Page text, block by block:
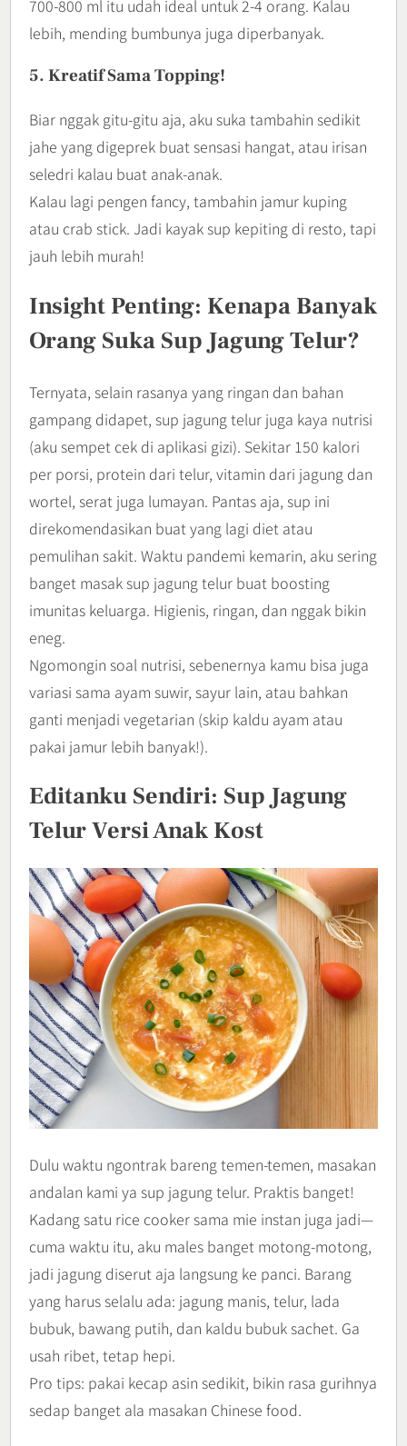
700-800 ml itu udah ideal untuk 2-4 orang. Kalau
lebih, mending bumbunya juga diperbanyak.
5. Kreatif Sama Topping!
Biar nggak gitu-gitu aja, aku suka tambahin sedikit
jahe yang digeprek buat sensasi hangat, atau irisan
seledri kalau buat anak-anak.
Kalau lagi pengen fancy, tambahin jamur kuping
atau crab stick. Jadi kayak sup kepiting di resto, tapi
jauh lebih murah!
Insight Penting: Kenapa Banyak
Orang Suka Sup Jagung Telur?
Ternyata, selain rasanya yang ringan dan bahan
gampang didapet, sup jagung telur juga kaya nutrisi
(aku sempet cek di aplikasi gizi). Sekitar 150 kalori
per porsi, protein dari telur, vitamin dari jagung dan
wortel, serat juga lumayan. Pantas aja, sup ini
direkomendasikan buat yang lagi diet atau
pemulihan sakit. Waktu pandemi kemarin, aku sering
banget masak sup jagung telur buat boosting
imunitas keluarga. Higienis, ringan, dan nggak bikin
eneg.
Ngomongin soal nutrisi, sebenernya kamu bisa juga
variasi sama ayam suwir, sayur lain, atau bahkan
ganti menjadi vegetarian (skip kaldu ayam atau
pakai jamur lebih banyak!).
Editanku Sendiri: Sup Jagung
Telur Versi Anak Kost
Dulu waktu ngontrak bareng temen-temen, masakan
andalan kami ya sup jagung telur. Praktis banget!
Kadang satu rice cooker sama mie instan juga jadi—
cuma waktu itu, aku males banget motong-motong,
jadi jagung diserut aja langsung ke panci. Barang
yang harus selalu ada: jagung manis, telur, lada
bubuk, bawang putih, dan kaldu bubuk sachet. Ga
usah ribet, tetap hepi.
Pro tips: pakai kecap asin sedikit, bikin rasa gurihnya
sedap banget ala masakan Chinese food.